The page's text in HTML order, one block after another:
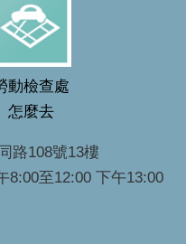
動檢查處
怎麼去
路108號13樓
8:00至12:00 下午13:00